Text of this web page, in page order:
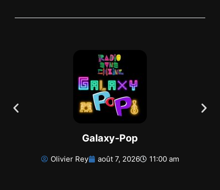
Galaxy-Pop
Olivier Rey août 7, 2026 11:00 am